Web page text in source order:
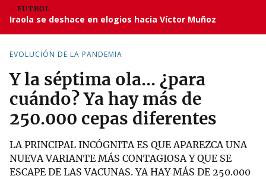
FÚTBOL
Iraola se deshace en elogios hacia Víctor Muñoz
EVOLUCIÓN DE LA PANDEMIA
Y la séptima ola... ¿para
cuándo? Ya hay más de
250.000 cepas diferentes
LA PRINCIPAL INCÓGNITA ES QUE APAREZCA UNA
NUEVA VARIANTE MÁS CONTAGIOSA Y QUE SE
ESCAPE DE LAS VACUNAS. YA HAY MÁS DE 250.000